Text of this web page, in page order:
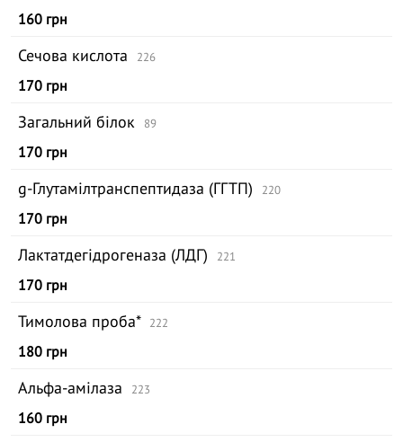
160 грн
Сечова кислота 226
170 грн
Загальний білок 89
170 грн
g-Глутамілтранспептидаза (ГГТП) 220
170 грн
Лактатдегідрогеназа (ЛДГ) 221
170 грн
Тимолова проба* 222
180 грн
Альфа-амілаза 223
160 грн